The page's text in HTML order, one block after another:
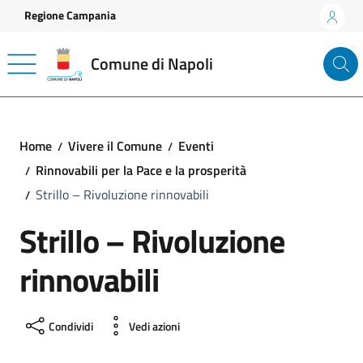
Vai ai contenuti
Vai al footer
Regione Campania
Comune di Napoli
Home Vivere il Comune
Eventi
Rinnovabili per la Pace e la prosperità
Strillo – Rivoluzione rinnovabili
Strillo – Rivoluzione
rinnovabili
Condividi Vedi azioni